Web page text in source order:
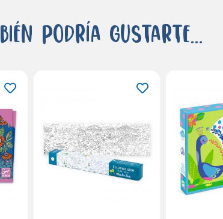
podría gustarte...